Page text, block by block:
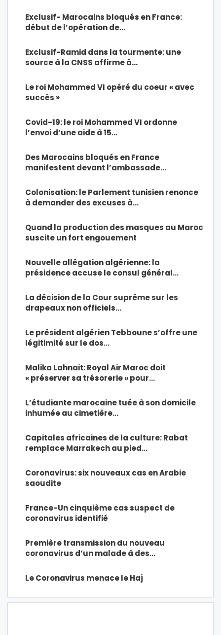
Exclusif- Marocains bloqués en France:
début de l’opération de…
Exclusif-Ramid dans la tourmente: une
source à la CNSS affirme à…
Le roi Mohammed VI opéré du coeur « avec
succès »
Covid-19: le roi Mohammed VI ordonne
l’envoi d’une aide à 15…
Des Marocains bloqués en France
manifestent devant l’ambassade…
Colonisation: le Parlement tunisien renonce
à demander des excuses à…
Quand la production des masques au Maroc
suscite un fort engouement
Nouvelle allégation algérienne: la
présidence accuse le consul général…
La décision de la Cour suprême sur les
drapeaux non officiels…
Le président algérien Tebboune s’offre une
légitimité sur le dos…
Malika Lahnait: Royal Air Maroc doit
« préserver sa trésorerie » pour…
L’étudiante marocaine tuée à son domicile
inhumée au cimetière…
Capitales africaines de la culture: Rabat
remplace Marrakech au pied…
Coronavirus: six nouveaux cas en Arabie
saoudite
France-Un cinquième cas suspect de
coronavirus identifié
Première transmission du nouveau
coronavirus d’un malade à des…
Le Coronavirus menace le Haj